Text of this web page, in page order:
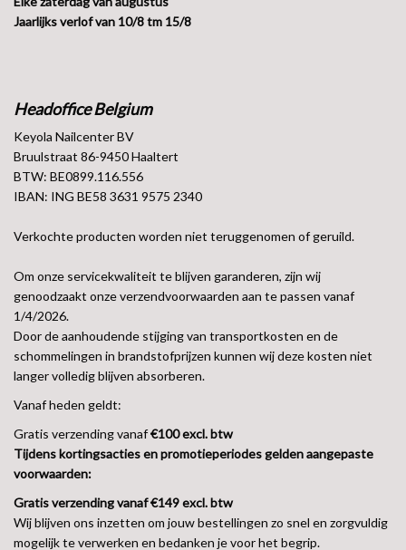
Jaarlijks verlof van 10/8 tm 15/8
Headoffice Belgium
Keyola Nailcenter BV
Bruulstraat 86-9450 Haaltert
BTW: BE0899.116.556
IBAN: ING BE58 3631 9575 2340
Verkochte producten worden niet teruggenomen of geruild.
Om onze servicekwaliteit te blijven garanderen, zijn wij
genoodzaakt onze verzendvoorwaarden aan te passen vanaf
1/4/2026.
Door de aanhoudende stijging van transportkosten en de
schommelingen in brandstofprijzen kunnen wij deze kosten niet
langer volledig blijven absorberen.
Vanaf heden geldt:
Gratis verzending vanaf€100 excl. btw
Tijdens kortingsacties en promotieperiodes gelden aangepaste
voorwaarden:
Gratis verzending vanaf€149 excl. btw
Wij blijven ons inzetten om jouw bestellingen zo snel en zorgvuldig
mogelijk te verwerken en bedanken je voor het begrip.